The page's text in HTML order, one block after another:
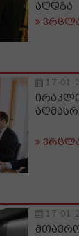
აღდგა
17-01-
17-01-